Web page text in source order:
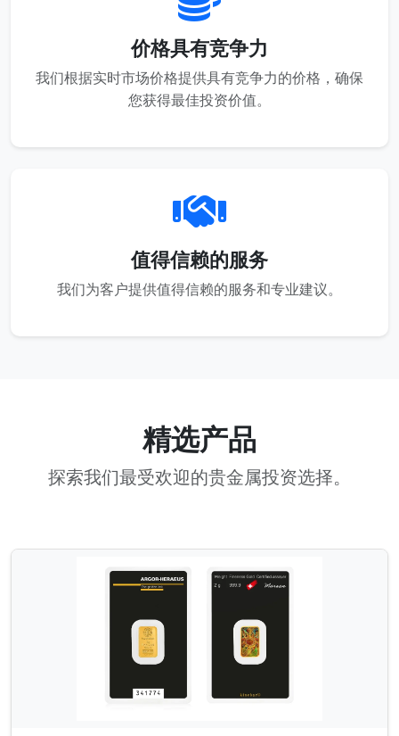
价格具有竞争力
我们根据实时市场价格提供具有竞争力的价格，确保
您获得最佳投资价值。
值得信赖的服务
我们为客户提供值得信赖的服务和专业建议。
精选产品
探索我们最受欢迎的贵金属投资选择。